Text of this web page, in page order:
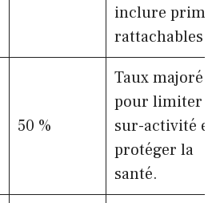
inclure primes
rattachables.
50 %
Taux majoré
pour limiter la
sur-activité et
protéger la
santé.